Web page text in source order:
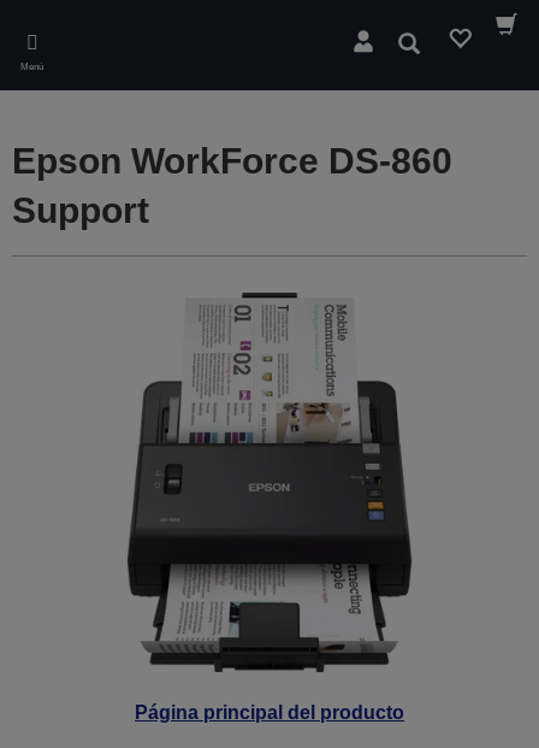
main
content
Menú
Buscar
Página principal del producto
Epson WorkForce DS-860
Support